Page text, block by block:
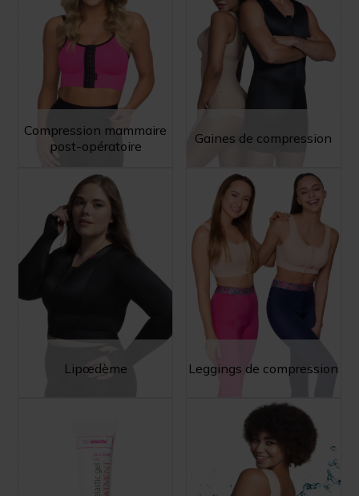
Compression mammaire
post-opératoire
Gaines de compression
Lipœdème Leggings de compression